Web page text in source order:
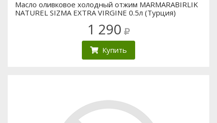
Масло оливковое холодный отжим MARMARABIRLIK
NATUREL SIZMA EXTRA VIRGINE 0.5л (Турция)
1 290
Купить